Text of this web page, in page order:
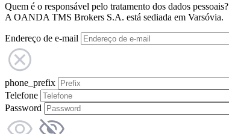
Quem é o responsável pelo tratamento dos dados pessoais?
A OANDA TMS Brokers S.A. está sediada em Varsóvia.
Endereço de e-mail
phone_prefix
Telefone
Password